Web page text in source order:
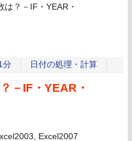
は？－IF・YEAR・
分 日付の処理・計算
－IF・YEAR・
Excel2007